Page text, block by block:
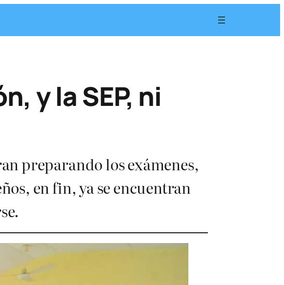
y la SEP, ni
preparando los exámenes,
en fin, ya se encuentran